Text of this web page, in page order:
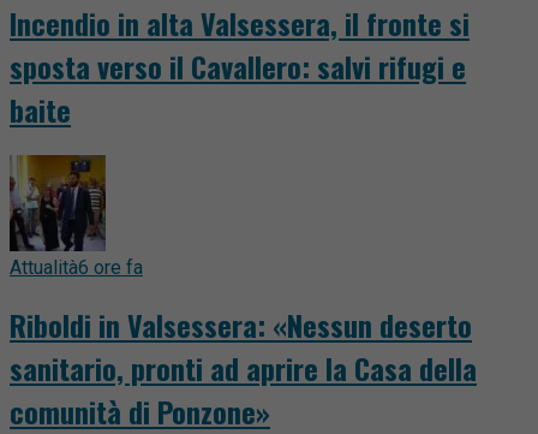
Incendio in alta Valsessera, il fronte si
sposta verso il Cavallero: salvi rifugi e
baite
Attualità6 ore fa
Riboldi in Valsessera: «Nessun deserto
sanitario, pronti ad aprire la Casa della
comunità di Ponzone»